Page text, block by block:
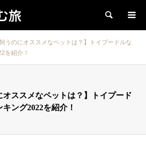
旅 検索
飼うのにオススメなペットは？】トイプードルな
を紹介！
オススメなペットは？】トイプード
ング2022を紹介！